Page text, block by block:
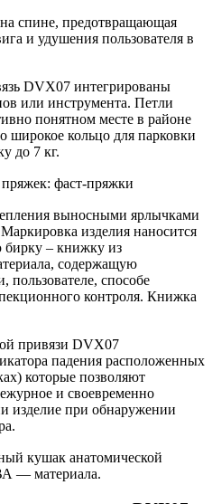
спине, предотвращающая
и удушения пользователя в
DVX07 интегрированы
или инструмента. Петли
понятном месте в районе
широкое кольцо для парковки
до 7 кг.
фаст-пряжки
выносными ярлычками
изделия наносится
– книжку из
содержащую
способе
контроля. Книжка
привязи DVX07
падения расположенных
которые позволяют
и своевременно
изделие при обнаружении
кушак анатомической
— материала.